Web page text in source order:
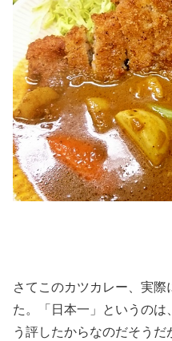
さてこのカツカレー、実
た。「日本一」というの
う評したからなのだそうだ